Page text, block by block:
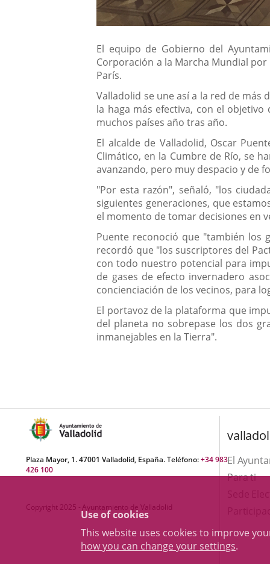
Use of cookies
This website uses cookies to improve
how you can change your settings.
Descripción
El equipo de Gobierno del
Corporación a la Marcha Mundial
París.
Valladolid se une así a la red de
la haga más efectiva, con el
muchos países año tras año.
El alcalde de Valladolid, Oscar
Climático, en la Cumbre de Río, se
avanzando, pero muy despacio y de
"Por esta razón", señaló, "los
siguientes generaciones, que
el momento de tomar decisiones en
Puente reconoció que "también los
recordó que "los suscriptores del
con todo nuestro potencial para
de gases de efecto invernadero
concienciación de los vecinos, para
El portavoz de la plataforma que
del planeta no sobrepase los dos
inmanejables en la Tierra".
Plaza Mayor, 1. 47001 Valladolid, España. Teléfono:+34 983
426 100
Copyright 2025 - Ayuntamiento de Valladolid
El
Para ti